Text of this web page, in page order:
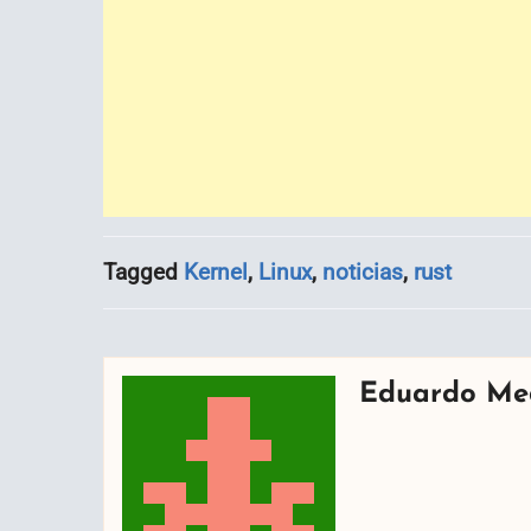
Tagged Kernel, Linux, noticias, rust
Eduardo